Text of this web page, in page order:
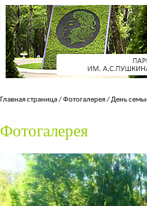
Главная страница/Фотогалерея/День
Фотогалерея